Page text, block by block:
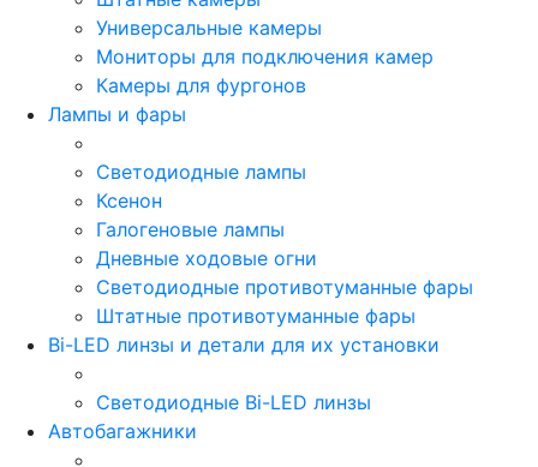
Универсальные камеры
Мониторы для подключения камер
Камеры для фургонов
Лампы и фары
Светодиодные лампы
Ксенон
Галогеновые лампы
Дневные ходовые огни
Светодиодные противотуманные фары
Штатные противотуманные фары
Bi-LED линзы и детали для их установки
Светодиодные Bi-LED линзы
Автобагажники